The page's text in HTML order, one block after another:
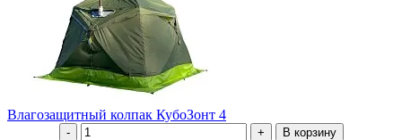
Влагозащитный колпак КубоЗонт 4